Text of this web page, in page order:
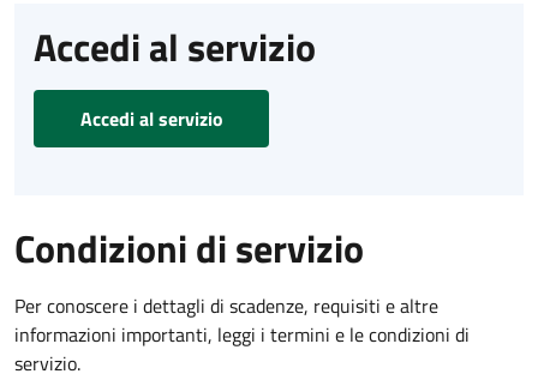
Accedi al servizio
Accedi al servizio
Condizioni di servizio
Per conoscere i dettagli di scadenze, requisiti e altre
informazioni importanti, leggi i termini e le condizioni di
servizio.